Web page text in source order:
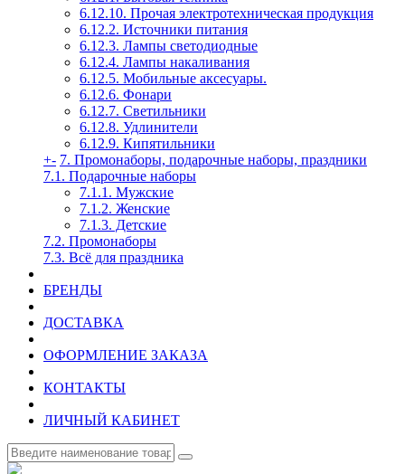
6.12.10. Прочая электротехническая продукция
6.12.2. Источники питания
6.12.3. Лампы светодиодные
6.12.4. Лампы накаливания
6.12.5. Мобильные аксесуары.
6.12.6. Фонари
6.12.7. Светильники
6.12.8. Удлинители
6.12.9. Кипятильники
+- 7. Промонаборы, подарочные наборы, праздники
7.1. Подарочные наборы
7.1.1. Мужские
7.1.2. Женские
7.1.3. Детские
7.2. Промонаборы
7.3. Всё для праздника
БРЕНДЫ
ДОСТАВКА
ОФОРМЛЕНИЕ ЗАКАЗА
КОНТАКТЫ
ЛИЧНЫЙ КАБИНЕТ